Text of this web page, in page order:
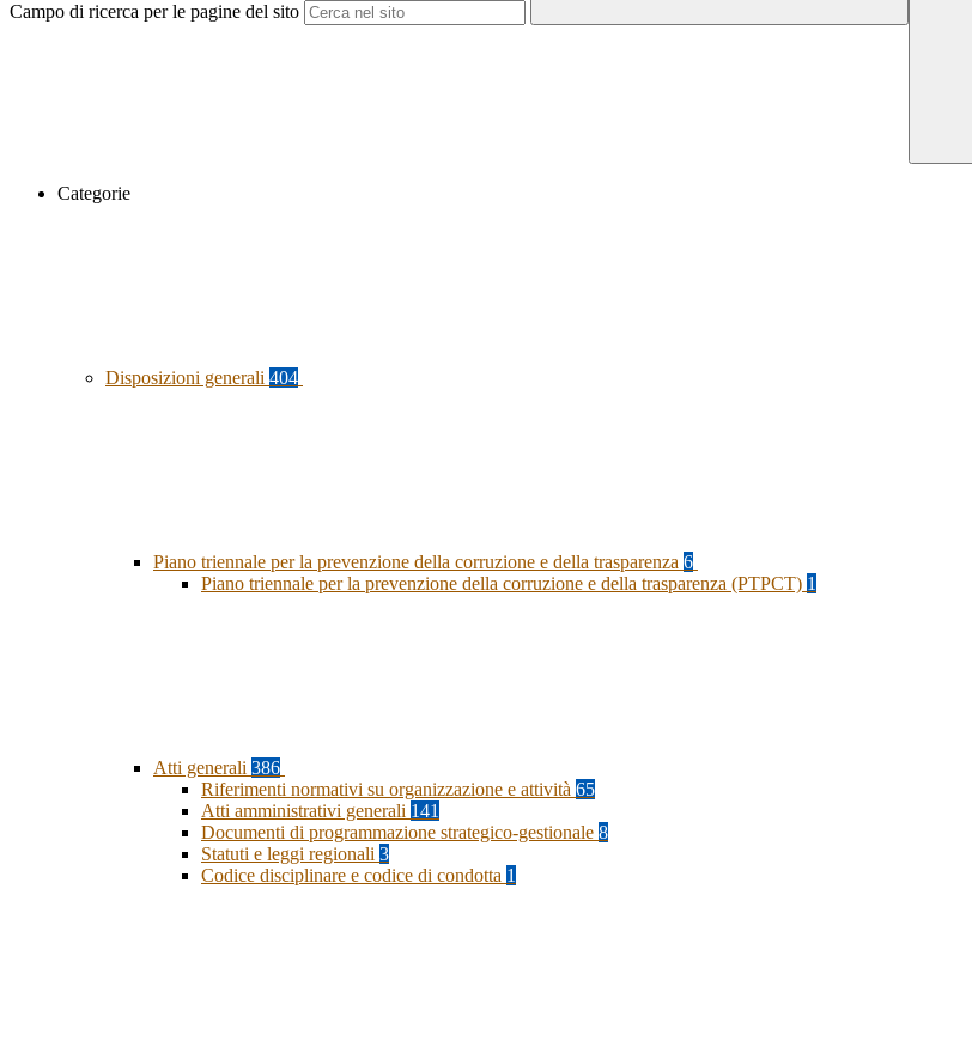
Campo di ricerca per le pagine del sito
Categorie
Disposizioni generali 404
Piano triennale per la prevenzione della corruzione e della trasparenza 6
Piano triennale per la prevenzione della corruzione e della trasparenza (PTPCT) 1
Atti generali 386
Riferimenti normativi su organizzazione e attività 65
Atti amministrativi generali 141
Documenti di programmazione strategico-gestionale 8
Statuti e leggi regionali 3
Codice disciplinare e codice di condotta 1